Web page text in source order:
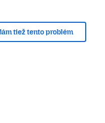
tiež tento problém